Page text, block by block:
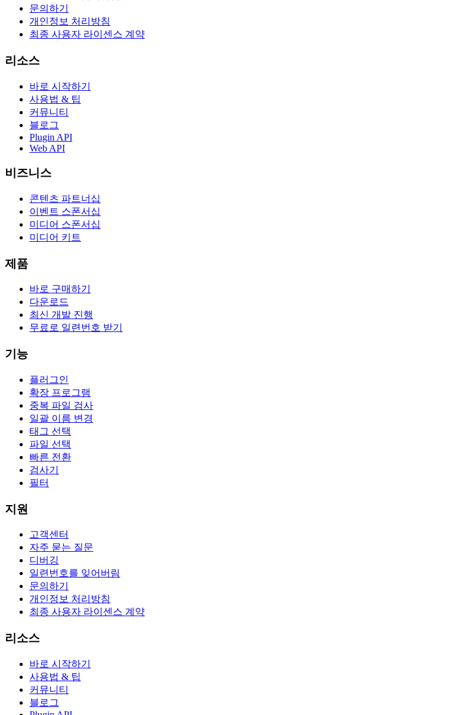
문의하기
개인정보 처리방침
최종 사용자 라이센스 계약
리소스
바로 시작하기
사용법 & 팁
커뮤니티
블로그
Plugin API
Web API
비즈니스
콘텐츠 파트너십
이벤트 스폰서십
미디어 스폰서십
미디어 키트
제품
바로 구매하기
다운로드
최신 개발 진행
무료로 일련번호 받기
기능
플러그인
확장 프로그램
중복 파일 검사
일괄 이름 변경
태그 선택
파일 선택
빠른 전환
검사기
필터
지원
고객센터
자주 묻는 질문
디버깅
일련번호를 잊어버림
문의하기
개인정보 처리방침
최종 사용자 라이센스 계약
리소스
바로 시작하기
사용법 & 팁
커뮤니티
블로그